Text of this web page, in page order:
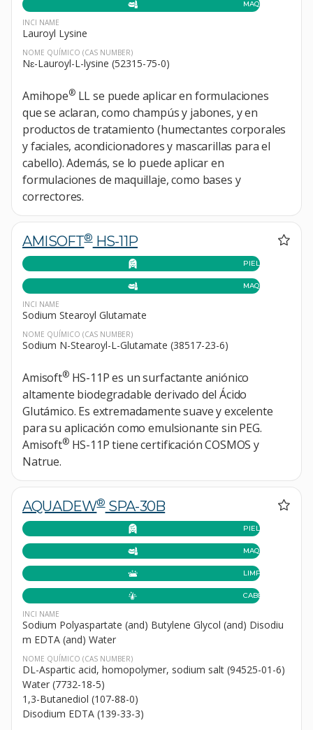
MAQUILLAJE
INCI NAME
Lauroyl Lysine
NOME QUÍMICO (CAS NUMBER)
Nɛ-Lauroyl-L-lysine (52315-75-0)
Amihope®LL se puede aplicar en formulaciones
que se aclaran, como champús y jabones, y en
productos de tratamiento (humectantes corporales
y faciales, acondicionadores y mascarillas para el
cabello). Además, se lo puede aplicar en
formulaciones de maquillaje, como bases y
correctores.
AMISOFT®HS-11P
PIEL
MAQUILLAJE
INCI NAME
Sodium Stearoyl Glutamate
NOME QUÍMICO (CAS NUMBER)
Sodium N-Stearoyl-L-Glutamate (38517-23-6)
Amisoft®HS-11P es un surfactante aniónico
altamente biodegradable derivado del Ácido
Glutámico. Es extremadamente suave y excelente
para su aplicación como emulsionante sin PEG.
Amisoft®HS-11P tiene certificación COSMOS y
Natrue.
AQUADEW®SPA-30B
PIEL
MAQUILLAJE
LIMPIEZA
CABELLO
INCI NAME
Sodium Polyaspartate (and) Butylene Glycol (and) Disodiu
m EDTA (and) Water
NOME QUÍMICO (CAS NUMBER)
DL-Aspartic acid, homopolymer, sodium salt (94525-01-6)
Water (7732-18-5)
1,3-Butanediol (107-88-0)
Disodium EDTA (139-33-3)